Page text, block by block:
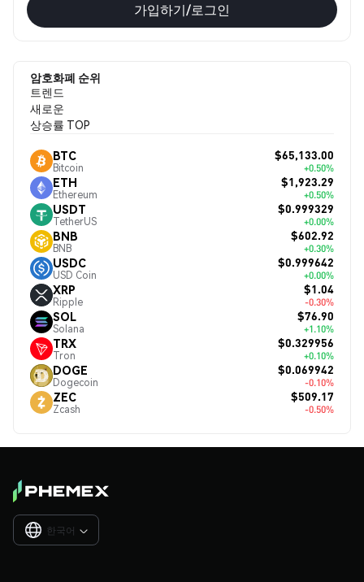
가입하기/로그인
암호화폐 순위
트렌드
새로운
상승률 TOP
BTC
Bitcoin
$65,133.00
+0.50%
ETH
Ethereum
$1,923.29
+0.50%
USDT
TetherUS
$0.999329
+0.00%
BNB
BNB
$602.92
+0.30%
USDC
USD Coin
$0.999642
+0.00%
XRP
Ripple
$1.04
-0.30%
SOL
Solana
$76.90
+1.10%
TRX
Tron
$0.329956
+0.10%
DOGE
Dogecoin
$0.069942
-0.10%
ZEC
Zcash
$509.17
-0.50%
한국어 